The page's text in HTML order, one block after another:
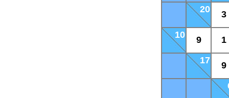
20
3
10
9
1
17
9